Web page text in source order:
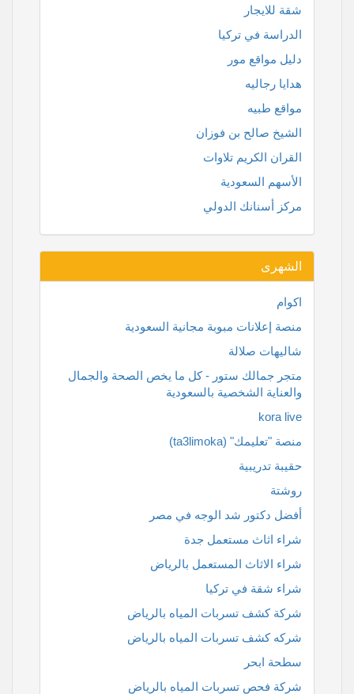
شقة للايجار
الدراسة في تركيا
دليل مواقع مور
هدايا رجاليه
مواقع طبيه
الشيخ صالح بن فوزان
القران الكريم تلاوات
الأسهم السعودية
مركز أسنانك الدولي
الشهرى
اكوام
منصة إعلانات مبوبة مجانية السعودية
شاليهات صلالة
متجر جمالك ستور - كل ما يخص الصحة والجمال
والعناية الشخصية بالسعودية
kora live
منصة "تعليمك" (ta3limoka)
حقيبة تدريبية
روشتة
أفضل دكتور شد الوجه في مصر
شراء اثاث مستعمل جدة
شراء الاثاث المستعمل بالرياض
شراء شقة في تركيا
شركة كشف تسربات المياه بالرياض
شركه كشف تسربات المياه بالرياض
سطحة ابحر
شركة فحص تسربات المياه بالرياض